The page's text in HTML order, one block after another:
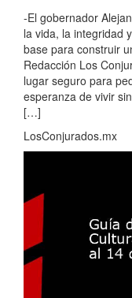
-El gobernador
la vida, la integridad
base para construir
Redacción Los
lugar seguro para
esperanza de vivir
[…]
LosConjurados.mx